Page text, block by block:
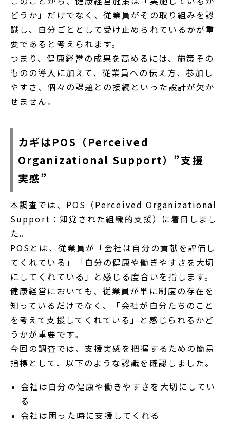
どうか」だけでなく、従業員がその取り組みを認
識し、自分ごととして受け止められているかが重
要であると考えられます。
つまり、健康経営の成果を高めるには、施策その
ものの導入に加えて、従業員への伝え方、参加し
やすさ、個々の課題との接続といった設計が欠か
せません。
カギはPOS（Perceived
Organizational Support）”支援
実感”
本調査では、POS（Perceived Organizational
Support：知覚された組織的支援）に着目しまし
た。
POSとは、従業員が「会社は自分の貢献を評価し
てくれている」「自分の健康や働きやすさを大切
にしてくれている」と感じる度合いを指します。
健康経営においても、従業員が単に制度の存在を
知っているだけでなく、「会社が自分たちのこと
を考えて支援してくれている」と感じられるかど
うかが重要です。
今回の調査では、支援実感を把握するための簡易
指標として、以下のような認識を確認しました。
会社は自分の健康や働きやすさを大切にしてい
る
会社は困った時に支援してくれる